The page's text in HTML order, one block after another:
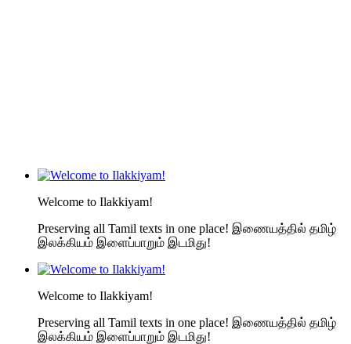
Welcome to Ilakkiyam!
Preserving all Tamil texts in one place! இணையத்தில் தமிழ்
இலக்கியம் இளைப்பாறும் இடமிது!
Welcome to Ilakkiyam!
Preserving all Tamil texts in one place! இணையத்தில் தமிழ்
இலக்கியம் இளைப்பாறும் இடமிது!